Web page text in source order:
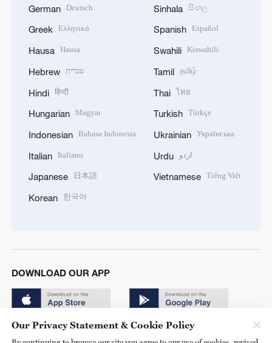
German Deutsch
Greek Ελληνικά
Hausa Hausa
Hebrew עברית
Hindi हिन्दी
Hungarian Magyar
Indonesian Bahasa Indonesia
Italian Italiano
Japanese 日本語
Korean 한국어
Sinhala සිංහල
Spanish Español
Swahili Kiswahili
Tamil தமிழ்
Thai ไทย
Turkish Türkçe
Ukrainian Українська
Urdu اردو
Vietnamese Tiếng Việt
DOWNLOAD OUR APP
Our Privacy Statement & Cookie Policy